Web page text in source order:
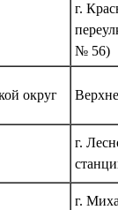
г.
№ 56)
округ
г.
г.